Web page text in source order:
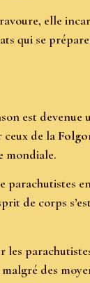
elle
qui se
est devenue
de la
mondiale.
parachutistes
de corps
les
des